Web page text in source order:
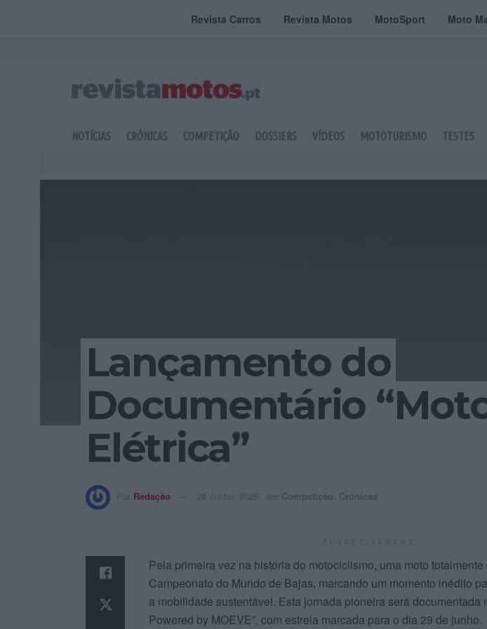
Revista Carros Revista Motos MotoSport Moto
NOTÍCIAS CRÓNICAS COMPETIÇÃO DOSSIERS VÍDEOS MOTOTURISMO TESTES
Lançamento do
Documentário
Elétrica”
Por Redação 28 Junho, 2025 em Competição Crónicas
Pela primeira vez na história do motociclismo, uma moto
Campeonato do Mundo de Bajas, marcando um momento inédito
a mobilidade sustentável. Esta jornada pioneira será documentada
Powered by MOEVE”, com estreia marcada para o dia 29 de junho.